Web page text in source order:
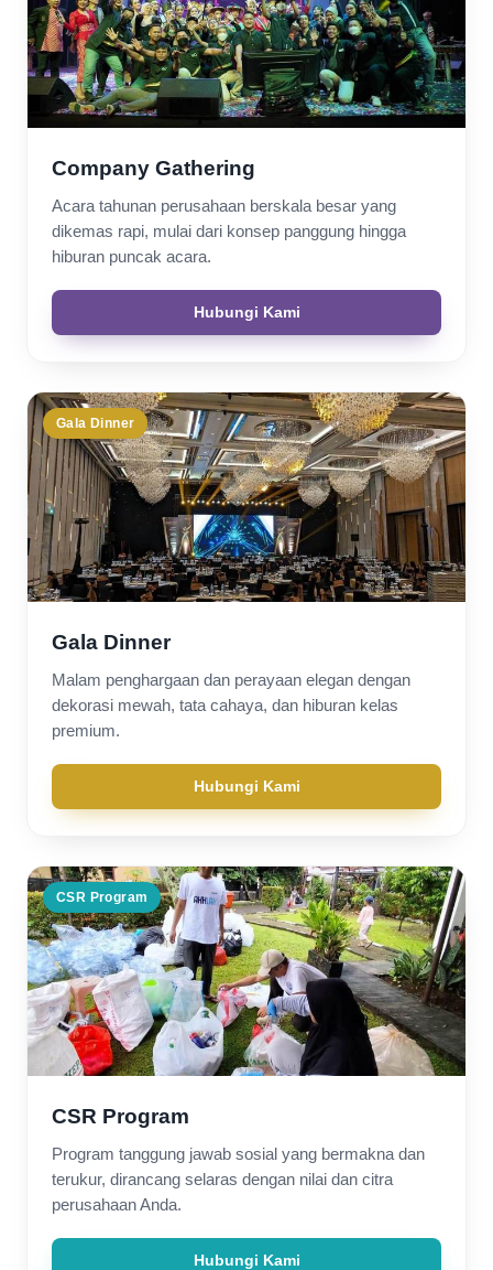
Company Gathering
Acara tahunan perusahaan berskala besar yang
dikemas rapi, mulai dari konsep panggung hingga
hiburan puncak acara.
Hubungi Kami
Gala Dinner
Gala Dinner
Malam penghargaan dan perayaan elegan dengan
dekorasi mewah, tata cahaya, dan hiburan kelas
premium.
Hubungi Kami
CSR Program
CSR Program
Program tanggung jawab sosial yang bermakna dan
terukur, dirancang selaras dengan nilai dan citra
perusahaan Anda.
Hubungi Kami